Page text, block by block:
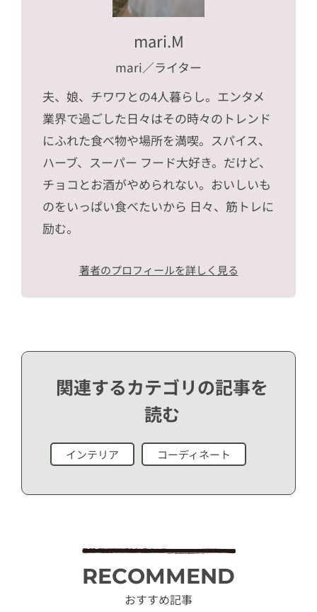
mari.M
mari／ライター
夫、娘、チワワとの4人暮らし。エンタメ
業界で過ごした日々はその時々のトレンド
にふれた食べ物や場所を満喫。スパイス、
ハーブ、スーパー フード大好き。だけど、
チョコとお酒がやめられない。おいしいも
のをいっぱい食べたいから 日々、筋トレに
励む。
著者のプロフィールを詳しく見る
関連するカテゴリの記事を
読む
インテリア コーディネート
RECOMMEND
おすすめ記事